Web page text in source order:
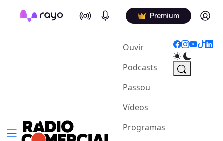
On Air Podcasts Premium Log in
Ouvir(current)
Podcasts
Passou
Vídeos
Programas